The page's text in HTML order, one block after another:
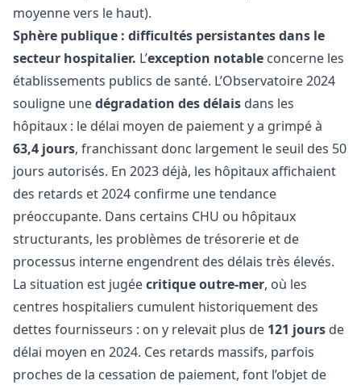
moyenne vers le haut).
Sphère publique : difficultés persistantes dans le
secteur hospitalier. L’exception notable concerne les
établissements publics de santé. L’Observatoire 2024
souligne unedégradation des délais dans les
hôpitaux : le délai moyen de paiement y a grimpé à
63,4 jours, franchissant donc largement le seuil des 50
jours autorisés. En 2023 déjà, les hôpitaux affichaient
des retards et 2024 confirme une tendance
préoccupante. Dans certains CHU ou hôpitaux
structurants, les problèmes de trésorerie et de
processus interne engendrent des délais très élevés.
La situation est jugéecritique outre-mer, où les
centres hospitaliers cumulent historiquement des
dettes fournisseurs : on y relevait plus de 121 jours de
délai moyen en 2024. Ces retards massifs, parfois
proches de la cessation de paiement, font l’objet de